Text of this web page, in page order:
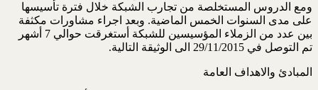
ومع الدروس المستخلصة من تجارب الشبكة خلال فترة تأسيسها
على مدى السنوات الخمس الماضية. وبعد اجراء مشاورات مكثفة
بين عدد من الزملاء المؤسيسين للشبكة أستغرقت حوالي 7 أشهر
تم التوصل في 29/11/2015 الى الوثيقة التالية.
المبادئ والاهداف العامة